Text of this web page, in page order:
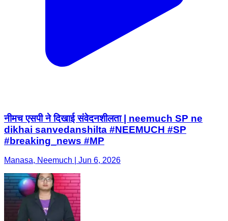
नीमच एसपी ने दिखाई संवेदनशीलता | neemuch SP ne
dikhai sanvedanshilta #NEEMUCH #SP
#breaking_news #MP
Manasa, Neemuch | Jun 6, 2026